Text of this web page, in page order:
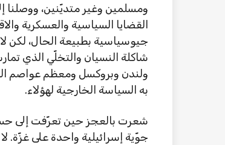
ومسلمين وغير متديّنين، ووصلنا
القضايا السياسية والعسكرية
جيوسياسية بطبيعة الحال، لكن
شاكلة النسيان والتخلّي الذي
ولندن وبروكسل ومعظم عواصم
به السياسة الخارجية لهؤلاء.
جوّية إسرائيلية واحدة على